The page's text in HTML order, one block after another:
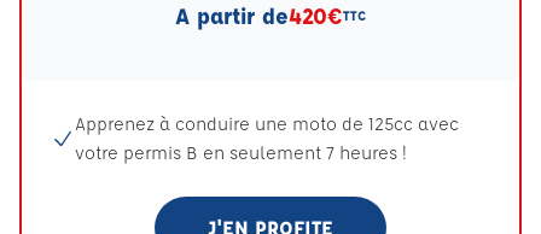
A partir de420€TTC
Apprenez à conduire une moto de 125cc avec
votre permis B en seulement 7 heures !
J'EN PROFITE